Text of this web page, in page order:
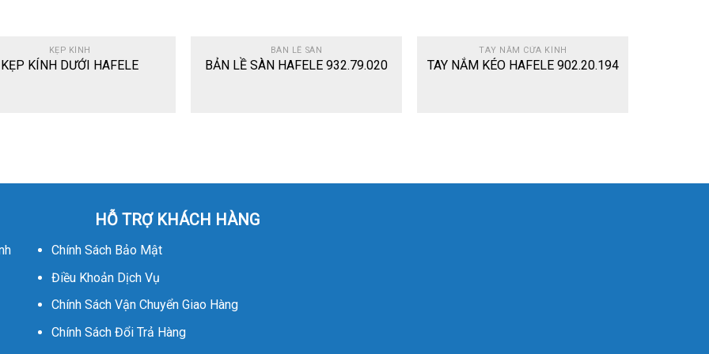
KẸP KÍNH
KẸP KÍNH DƯỚI HAFELE
BÀN LỀ SÀN
BẢN LỀ SÀN HAFELE 932.79.020
TAY NẮM CỬA KÍNH
TAY NẮM KÉO HAFELE 902.20.194
HỖ TRỢ KHÁCH HÀNG
Chính Sách Bảo Mật
Điều Khoản Dịch Vụ
Chính Sách Vận Chuyển Giao Hàng
Chính Sách Đổi Trả Hàng